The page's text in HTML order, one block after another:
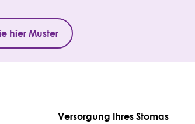
hier Muster
Versorgung Ihres Stomas